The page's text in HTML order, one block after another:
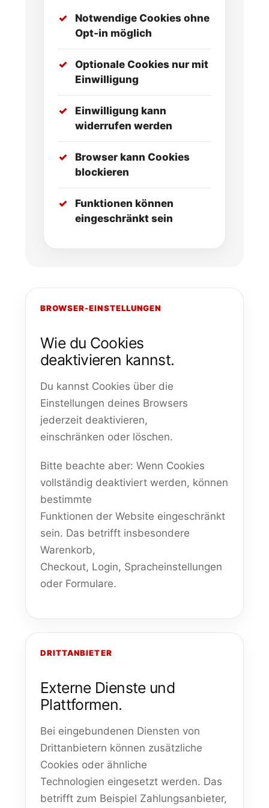
Notwendige Cookies ohne
Opt-in möglich
Optionale Cookies nur mit
Einwilligung
Einwilligung kann
widerrufen werden
Browser kann Cookies
blockieren
Funktionen können
eingeschränkt sein
BROWSER-EINSTELLUNGEN
Wie du Cookies
deaktivieren kannst.
Du kannst Cookies über die
Einstellungen deines Browsers
jederzeit deaktivieren,
einschränken oder löschen.
Bitte beachte aber: Wenn Cookies
vollständig deaktiviert werden, können
bestimmte
Funktionen der Website eingeschränkt
sein. Das betrifft insbesondere
Warenkorb,
Checkout, Login, Spracheinstellungen
oder Formulare.
DRITTANBIETER
Externe Dienste und
Plattformen.
Bei eingebundenen Diensten von
Drittanbietern können zusätzliche
Cookies oder ähnliche
Technologien eingesetzt werden. Das
betrifft zum Beispiel Zahlungsanbieter,